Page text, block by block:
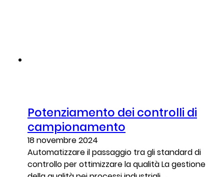
Potenziamento dei controlli di
campionamento
18 novembre 2024
Automatizzare il passaggio tra gli standard di
controllo per ottimizzare la qualità La gestione